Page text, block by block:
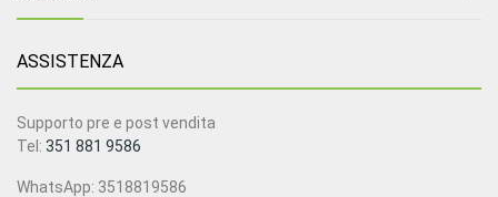
ASSISTENZA
Supporto pre e post vendita
Tel: 351 881 9586
WhatsApp: 3518819586